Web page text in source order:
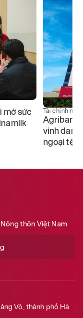
mở sức
Tài chính
Agribank
vinh danh
ngoại tệ
thôn Việt Nam
Võ, thành phố Hà